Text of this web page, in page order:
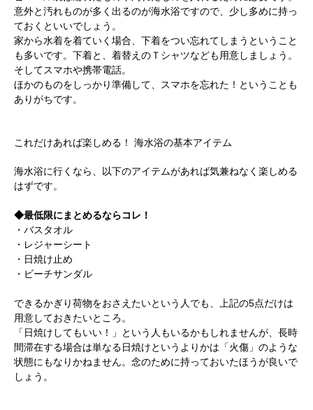
意外と汚れものが多く出るのが海水浴ですので、少し多めに持っ
ておくといいでしょう。
家から水着を着ていく場合、下着をつい忘れてしまうということ
も多いです。下着と、着替えのＴシャツなども用意しましょう。
そしてスマホや携帯電話。
ほかのものをしっかり準備して、スマホを忘れた！ということも
ありがちです。
これだけあれば楽しめる！ 海水浴の基本アイテム
海水浴に行くなら、以下のアイテムがあれば気兼ねなく楽しめる
はずです。
◆最低限にまとめるならコレ！
・バスタオル
・レジャーシート
・日焼け止め
・ビーチサンダル
できるかぎり荷物をおさえたいという人でも、上記の5点だけは
用意しておきたいところ。
「日焼けしてもいい！」という人もいるかもしれませんが、長時
間滞在する場合は単なる日焼けというよりかは「火傷」のような
状態にもなりかねません。念のために持っておいたほうが良いで
しょう。